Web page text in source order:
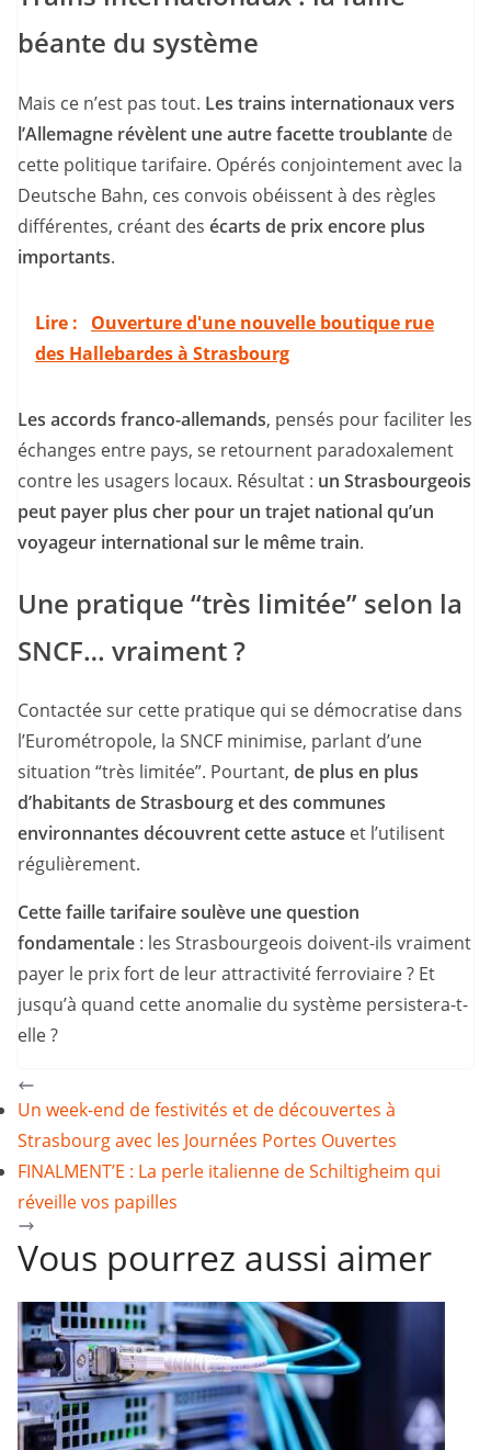
béante du système
Mais ce n’est pas tout. Les trains internationaux vers
l’Allemagne révèlent une autre facette troublante de
cette politique tarifaire. Opérés conjointement avec la
Deutsche Bahn, ces convois obéissent à des règles
différentes, créant des écarts de prix encore plus
importants.
Lire :
Ouverture d'une nouvelle boutique rue
des Hallebardes à Strasbourg
Les accords franco-allemands, pensés pour faciliter les
échanges entre pays, se retournent paradoxalement
contre les usagers locaux. Résultat : un Strasbourgeois
peut payer plus cher pour un trajet national qu’un
voyageur international sur le même train.
Une pratique “très limitée” selon la
SNCF… vraiment ?
Contactée sur cette pratique qui se démocratise dans
l’Eurométropole, la SNCF minimise, parlant d’une
situation “très limitée”. Pourtant, de plus en plus
d’habitants de Strasbourg et des communes
environnantes découvrent cette astuce et l’utilisent
régulièrement.
Cette faille tarifaire soulève une question
fondamentale : les Strasbourgeois doivent-ils vraiment
payer le prix fort de leur attractivité ferroviaire ? Et
jusqu’à quand cette anomalie du système persistera-t-
elle ?
Un week-end de festivités et de découvertes à
Strasbourg avec les Journées Portes Ouvertes
FINALMENT’E : La perle italienne de Schiltigheim qui
réveille vos papilles
Vous pourrez aussi aimer